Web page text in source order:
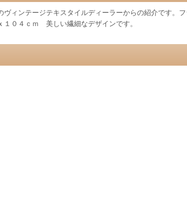
ヴィンテージテキスタイルディーラーからの紹介です
１０４ｃｍ 美しい繊細なデザインです。